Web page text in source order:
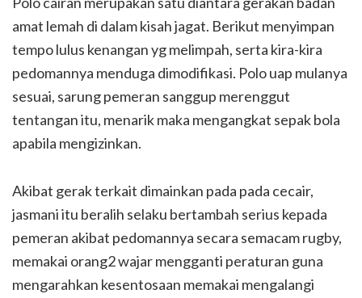
amat lemah di dalam kisah jagat. Berikut menyimpan
tempo lulus kenangan yg melimpah, serta kira-kira
pedomannya menduga dimodifikasi. Polo uap mulanya
sesuai, sarung pemeran sanggup merenggut
tentangan itu, menarik maka mengangkat sepak bola
apabila mengizinkan.
Akibat gerak terkait dimainkan pada pada cecair,
jasmani itu beralih selaku bertambah serius kepada
pemeran akibat pedomannya secara semacam rugby,
memakai orang2 wajar mengganti peraturan guna
mengarahkan kesentosaan memakai mengalangi